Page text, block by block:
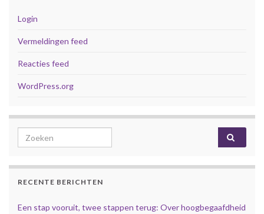
Login
Vermeldingen feed
Reacties feed
WordPress.org
Search for:
RECENTE BERICHTEN
Een stap vooruit, twee stappen terug: Over hoogbegaafdheid